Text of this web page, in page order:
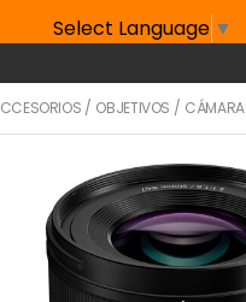
Select Language ▼
/ OBJETIVOS /